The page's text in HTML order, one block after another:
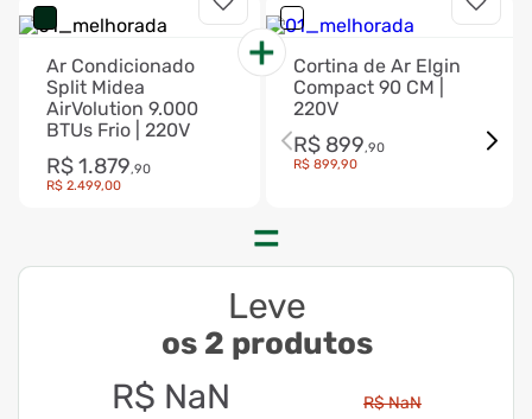
Ar Condicionado
Split Midea
AirVolution 9.000
BTUs Frio | 220V
R$1.879,90
R$ 2.499,00
Cortina de Ar Elgin
Compact 90 CM |
220V
R$ 899,90
R$ 899,90
Leve
os 2 produtos
R$ NaN R$NaN